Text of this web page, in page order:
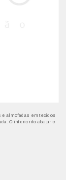
almofadas em tecidos
O interior do abajur e